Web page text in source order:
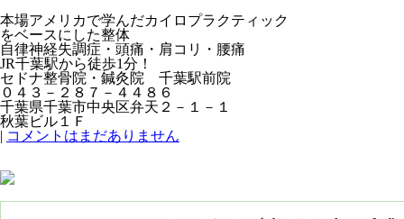
本場アメリカで学んだカイロプラクティック
をベースにした整体
自律神経失調症・頭痛・肩コリ・腰痛
JR千葉駅から徒歩1分！
セドナ整骨院・鍼灸院 千葉駅前院
０４３－２８７－４４８６
千葉県千葉市中央区弁天２－１－１
秋葉ビル１Ｆ
| コメントはまだありません